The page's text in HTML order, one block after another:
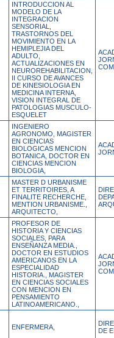
INTRODUCCION AL
MODELO DE LA
INTEGRACION
SENSORIAL,
TRASTORNOS DEL
MOVIMIENTO EN LA
HEMIPLEJIA DEL
ADULTO,
ACTUALIZACIONES EN
NEUROREHABILITACION,
II CURSO DE AVANCES
DE KINESIOLOGIA EN
MEDICINA INTERNA,
VISION INTEGRAL DE
PATOLOGIAS MUSCULO-
ESQUELET
INGENIERO
AGRONOMO, MAGISTER
EN CIENCIAS
BIOLOGICAS MENCION
BOTANICA, DOCTOR EN
CIENCIAS MENCION
BIOLOGIA,
MASTER D URBANISME
ET TERRITOIRES, A
FINALITE RECHERCHE,
MENTION URBANISME.,
ARQUITECTO,
PROFESOR DE
HISTORIA Y CIENCIAS
SOCIALES, PARA
ENSEÑANZA MEDIA.,
DOCTOR EN ESTUDIOS
AMERICANOS EN LA
ESPECIALIDAD
HISTORIA., MAGISTER
EN CIENCIAS SOCIALES
CON MENCION EN
PENSAMIENTO
LATINOAMERICANO.,
ENFERMERA,
DE